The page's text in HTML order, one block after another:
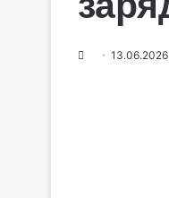
13.06.2026